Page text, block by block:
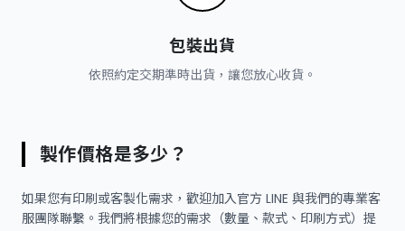
包裝出貨
依照約定交期準時出貨，讓您放心收貨。
製作價格是多少？
如果您有印刷或客製化需求，歡迎加入官方 LINE 與我們的專業客
服團隊聯繫。我們將根據您的需求（數量、款式、印刷方式）提